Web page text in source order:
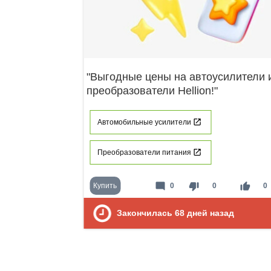
"Выгодные цены на автоусилители
преобразователи Hellion!"
Автомобильные усилители
Преобразователи питания
Купить thumb_down 0 thumb_up 0
mode_comment 0
Закончилась 68 дней назад